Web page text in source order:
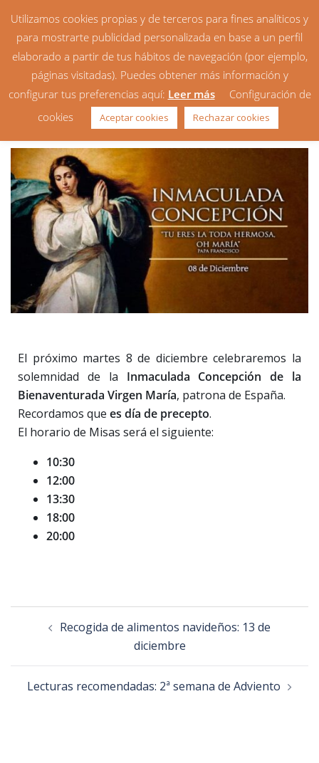
Día de la Inmaculada 2020
El próximo martes 8 de diciembre celebraremos la
solemnidad de la Inmaculada Concepción de la
Bienaventurada Virgen María, patrona de España.
Recordamos que es día de precepto.
El horario de Misas será el siguiente:
10:30
12:00
13:30
18:00
20:00
Recogida de alimentos navideños: 13 de
diciembre
Lecturas recomendadas: 2ª semana de Adviento
Utilizamos cookies propias y de terceros para fines analíticos y
para mostrarte publicidad personalizada en base a un perfil
elaborado a partir de tus hábitos de navegación (por ejemplo,
páginas visitadas). Puedes obtener más información y
configurar tus preferencias aquí: Leer más
Configuración de
cookies
Aceptar cookies Rechazar cookies